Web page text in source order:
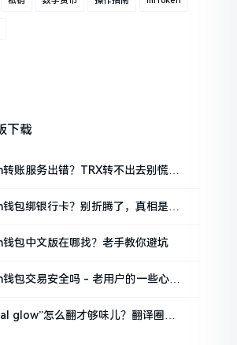
下载
账服务出错？TRX转不出去别慌，
包绑银行卡？别折腾了，真相是这
包中文版在哪找？老手教你避坑
包交易安全吗 - 老用户的一些心里
glow”怎么翻才够味儿？翻译圈老